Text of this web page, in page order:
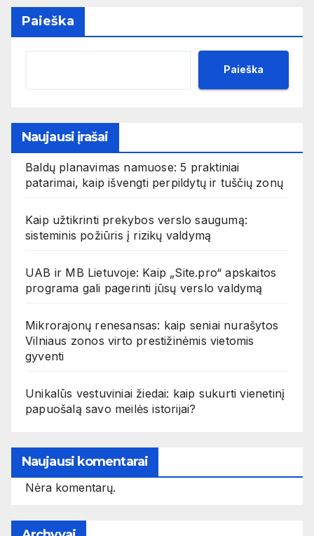
Paieška
Paieška
Naujausi įrašai
Baldų planavimas namuose: 5 praktiniai
patarimai, kaip išvengti perpildytų ir tuščių zonų
Kaip užtikrinti prekybos verslo saugumą:
sisteminis požiūris į rizikų valdymą
UAB ir MB Lietuvoje: Kaip „Site.pro“ apskaitos
programa gali pagerinti jūsų verslo valdymą
Mikrorajonų renesansas: kaip seniai nurašytos
Vilniaus zonos virto prestižinėmis vietomis
gyventi
Unikalūs vestuviniai žiedai: kaip sukurti vienetinį
papuošalą savo meilės istorijai?
Naujausi komentarai
Nėra komentarų.